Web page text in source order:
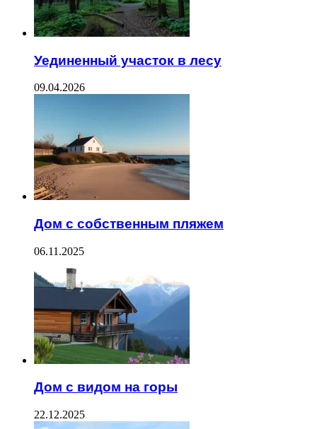
Уединенный участок в лесу
09.04.2026
Дом с собственным пляжем
06.11.2025
Дом с видом на горы
22.12.2025